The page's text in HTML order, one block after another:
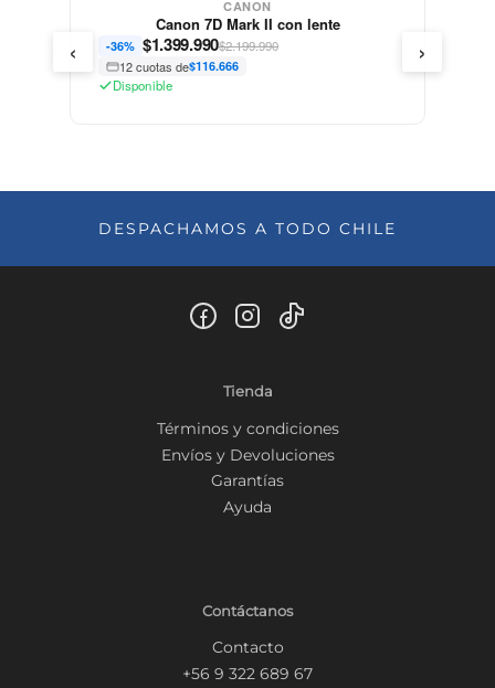
CANON
Canon 7D Mark II con lente
-36% $1.399.990$2.199.990
12 cuotas de$116.666
Disponible
‹ ›
DESPACHAMOS A TODO CHILE
Tienda
Términos y condiciones
Envíos y Devoluciones
Garantías
Ayuda
Contáctanos
Contacto
+56 9 322 689 67